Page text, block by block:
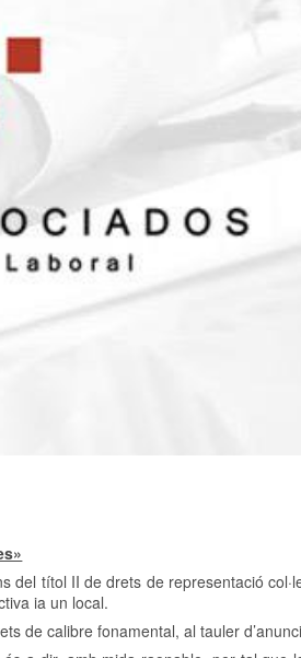
del títol II de drets de representació
ia un local.
de calibre fonamental, al tauler